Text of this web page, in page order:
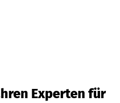
Experten für